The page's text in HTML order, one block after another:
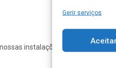
Gerir serviços
Aceitar
instalações e dos serviços